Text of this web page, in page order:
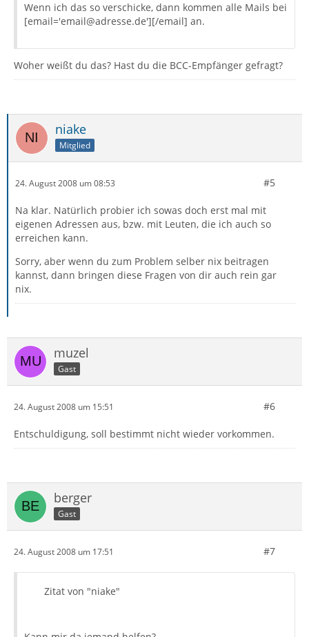
Wenn ich das so verschicke, dann kommen alle Mails bei
[email='email@adresse.de'][/email] an.
Woher weißt du das? Hast du die BCC-Empfänger gefragt?
niake
Mitglied
24. August 2008 um 08:53 #5
Na klar. Natürlich probier ich sowas doch erst mal mit
eigenen Adressen aus, bzw. mit Leuten, die ich auch so
erreichen kann.
Sorry, aber wenn du zum Problem selber nix beitragen
kannst, dann bringen diese Fragen von dir auch rein gar
nix.
muzel
Gast
24. August 2008 um 15:51 #6
Entschuldigung, soll bestimmt nicht wieder vorkommen.
berger
Gast
24. August 2008 um 17:51 #7
Zitat von "niake"